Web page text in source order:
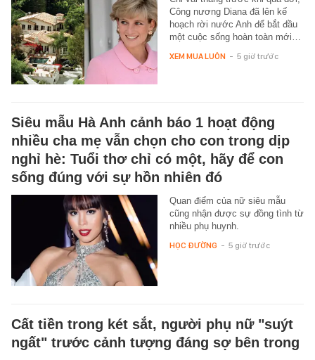
Công nương Diana đã lên kế
hoạch rời nước Anh để bắt đầu
một cuộc sống hoàn toàn mới…
XEM MUA LUÔN - 5 giờ trước
Siêu mẫu Hà Anh cảnh báo 1 hoạt động
nhiều cha mẹ vẫn chọn cho con trong dịp
nghỉ hè: Tuổi thơ chỉ có một, hãy để con
sống đúng với sự hồn nhiên đó
Quan điểm của nữ siêu mẫu
cũng nhận được sự đồng tình từ
nhiều phụ huynh.
HỌC ĐƯỜNG - 5 giờ trước
Cất tiền trong két sắt, người phụ nữ "suýt
ngất" trước cảnh tượng đáng sợ bên trong